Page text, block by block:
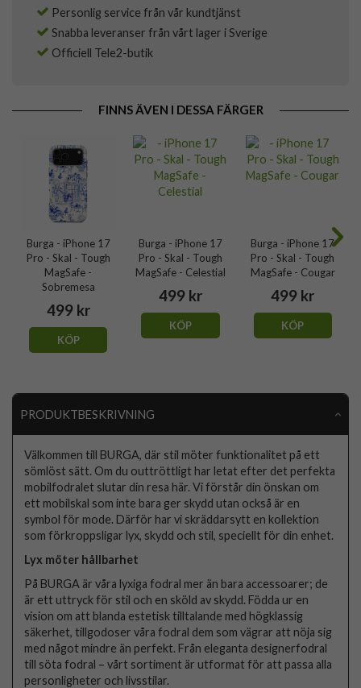
Personlig service från vår kundtjänst
Snabba leveranser från vårt lager i Sverige
Officiell Tele2-butik
FINNS ÄVEN I DESSA FÄRGER
Burga - iPhone 17
Pro - Skal - Tough
MagSafe -
Sobremesa
499 kr
KÖP
Burga - iPhone 17
Pro - Skal - Tough
MagSafe - Celestial
499 kr
KÖP
Burga - iPhone 17
Pro - Skal - Tough
MagSafe - Cougar
499 kr
KÖP
PRODUKTBESKRIVNING
Välkommen till BURGA, där stil möter funktionalitet på ett
sömlöst sätt. Om du outtröttligt har letat efter det perfekta
mobilfodralet slutar din resa här. Vi förstår din önskan om
ett mobilskal som inte bara ger skydd utan också är en
symbol för mode. Därför har vi skräddarsytt en kollektion
som förkroppsligar lyx, skydd och stil, speciellt för din enhet.
Lyx möter hållbarhet
På BURGA är våra lyxiga fodral mer än bara accessoarer; de
är ett uttryck för stil och en sköld av skydd. Födda ur en
vision om att blanda estetisk tilltalande med högklassig
säkerhet, tillgodoser våra fodral dem som vägrar att nöja sig
med något mindre än perfekt. Från eleganta designerfodral
till söta fodral – vårt sortiment är utformat för att passa alla
personligheter och livsstilar.